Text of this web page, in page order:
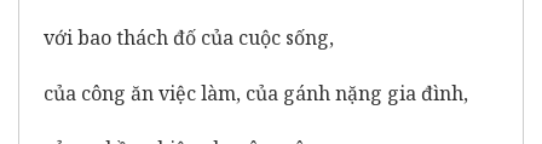
với bao thách đố của cuộc sống,
của công ăn việc làm, của gánh nặng gia đình,